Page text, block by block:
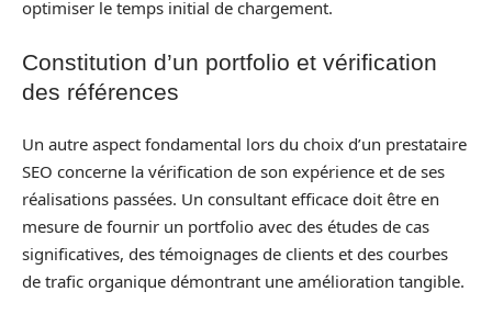
optimiser le temps initial de chargement.
Constitution d’un portfolio et vérification
des références
Un autre aspect fondamental lors du choix d’un prestataire
SEO concerne la vérification de son expérience et de ses
réalisations passées. Un consultant efficace doit être en
mesure de fournir un portfolio avec des études de cas
significatives, des témoignages de clients et des courbes
de trafic organique démontrant une amélioration tangible.